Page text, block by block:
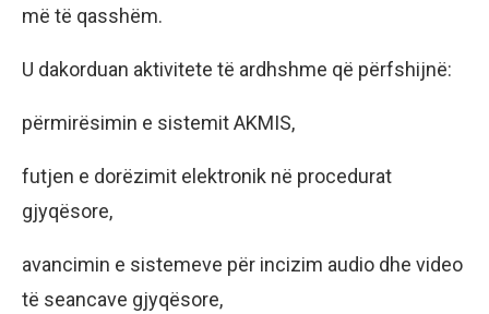
më të qasshëm.
U dakorduan aktivitete të ardhshme që përfshijnë:
përmirësimin e sistemit AKMIS,
futjen e dorëzimit elektronik në procedurat
gjyqësore,
avancimin e sistemeve për incizim audio dhe video
të seancave gjyqësore,